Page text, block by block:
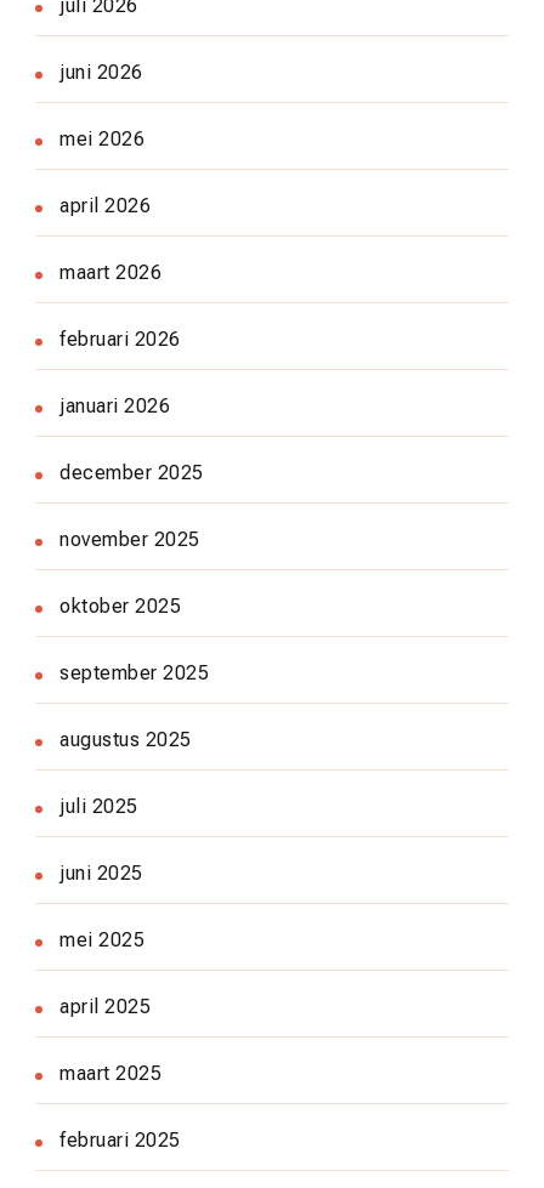
juli 2026
juni 2026
mei 2026
april 2026
maart 2026
februari 2026
januari 2026
december 2025
november 2025
oktober 2025
september 2025
augustus 2025
juli 2025
juni 2025
mei 2025
april 2025
maart 2025
februari 2025